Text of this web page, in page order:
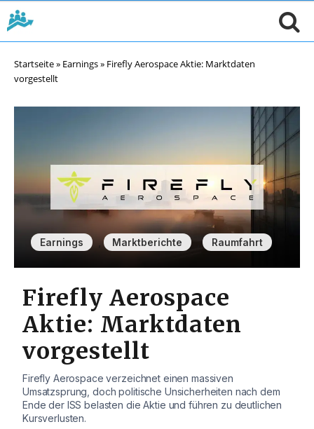
Startseite» Earnings» Firefly Aerospace Aktie: Marktdaten
vorgestellt
Earnings , Marktberichte , Raumfahrt
Firefly Aerospace
Aktie: Marktdaten
vorgestellt
Firefly Aerospace verzeichnet einen massiven
Umsatzsprung, doch politische Unsicherheiten nach dem
Ende der ISS belasten die Aktie und führen zu deutlichen
Kursverlusten.